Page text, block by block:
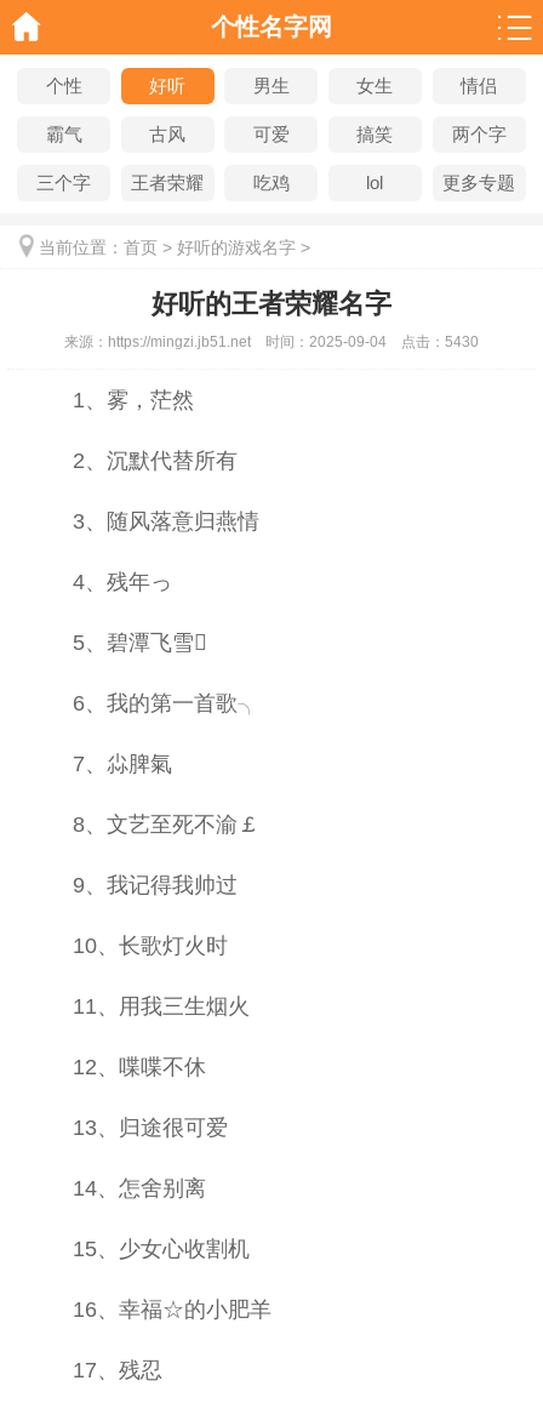
个性名字网
个性 好听 男生 女生 情侣
霸气 古风 可爱 搞笑 两个字
三个字 王者荣耀 吃鸡 lol 更多专题
当前位置： 首页 > 好听的游戏名字 >
好听的王者荣耀名字
来源： https://mingzi.jb51.net 时间： 2025-09-04 点击： 5430
1、雾，茫然
2、沉默代替所有
3、随风落意归燕情
4、残年っ
5、碧潭飞雪
6、我的第一首歌╮
7、尛脾氣
8、文艺至死不渝￡
9、我记得我帅过
10、长歌灯火时
11、用我三生烟火
12、喋喋不休
13、归途很可爱
14、怎舍别离
15、少女心收割机
16、幸福☆的小肥羊
17、残忍